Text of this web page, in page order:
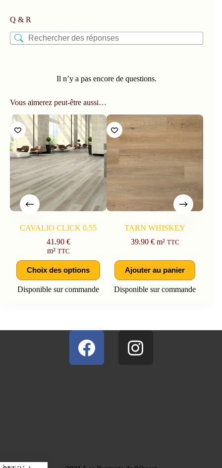
Q & R
Il n’y a pas encore de questions.
Vous aimerez peut-être aussi…
CAVALIO CLICK 0.55
41.90 €
m² TTC
Choix des options
Disponible sur commande
TARN WHISKEY
39.90 €m² TTC
Ajouter au panier
Disponible sur commande